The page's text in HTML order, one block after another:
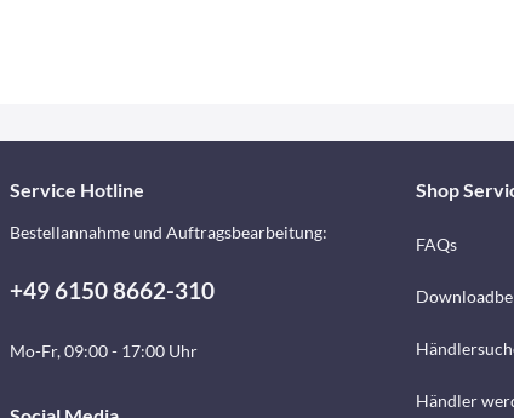
Service Hotline
Bestellannahme und Auftragsbearbeitung:
+49 6150 8662-310
Mo-Fr, 09:00 - 17:00 Uhr
Shop
FAQs
Händler